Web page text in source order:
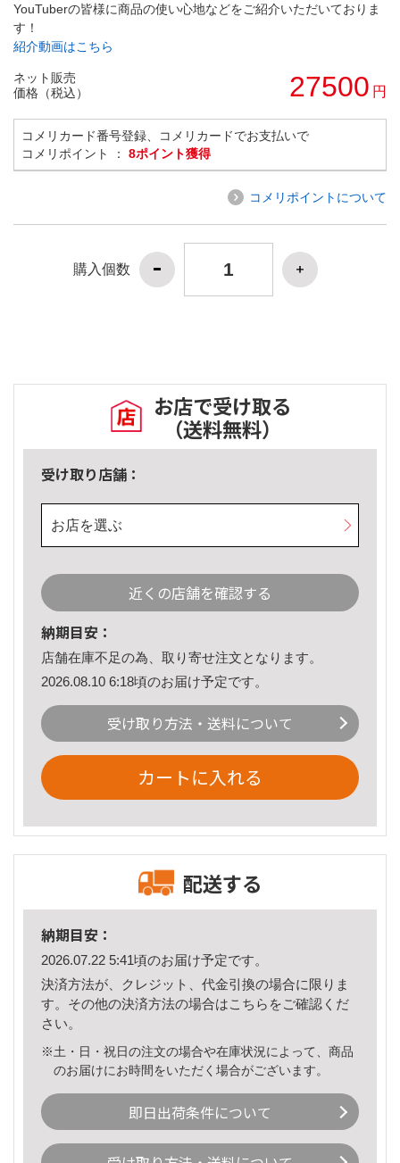
YouTuberの皆様に商品の使い心地などをご紹介いただいておりま
す！
紹介動画はこちら
ネット販売
価格（税込）
27500 円
コメリカード番号登録、コメリカードでお支払いで
コメリポイント ： 8ポイント獲得
コメリポイントについて
購入個数
お店で受け取る
（送料無料）
受け取り店舗：
お店を選ぶ
近くの店舗を確認する
納期目安：
店舗在庫不足の為、取り寄せ注文となります。
2026.08.10 6:18頃のお届け予定です。
受け取り方法・送料について
カートに入れる
配送する
納期目安：
2026.07.22 5:41頃のお届け予定です。
決済方法が、クレジット、代金引換の場合に限りま
す。その他の決済方法の場合はこちら をご確認くだ
さい。
※土・日・祝日の注文の場合や在庫状況によって、商品
のお届けにお時間をいただく場合がございます。
即日出荷条件について